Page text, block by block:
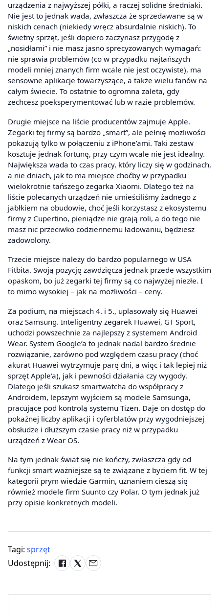
urządzenia z najwyższej półki, a raczej solidne średniaki.
Nie jest to jednak wada, zwłaszcza że sprzedawane są w
niskich cenach (niekiedy wręcz absurdalnie niskich). To
świetny sprzęt, jeśli dopiero zaczynasz przygodę z
„nosidłami” i nie masz jasno sprecyzowanych wymagań:
nie sprawia problemów (co w przypadku najtańszych
modeli mniej znanych firm wcale nie jest oczywiste), ma
sensowne aplikacje towarzyszące, a także wielu fanów na
całym świecie. To ostatnie to ogromna zaleta, gdy
zechcesz poeksperymentować lub w razie problemów.
Drugie miejsce na liście producentów zajmuje Apple.
Zegarki tej firmy są bardzo „smart”, ale pełnię możliwości
pokazują tylko w połączeniu z iPhone’ami. Taki zestaw
kosztuje jednak fortunę, przy czym wcale nie jest idealny.
Największa wada to czas pracy, który liczy się w godzinach,
a nie dniach, jak to ma miejsce choćby w przypadku
wielokrotnie tańszego zegarka Xiaomi. Dlatego też na
liście polecanych urządzeń nie umieściliśmy żadnego z
jabłkiem na obudowie, choć jeśli korzystasz z ekosystemu
firmy z Cupertino, pieniądze nie grają roli, a do tego nie
masz nic przeciwko codziennemu ładowaniu, będziesz
zadowolony.
Trzecie miejsce należy do bardzo popularnego w USA
Fitbita. Swoją pozycję zawdzięcza jednak przede wszystkim
opaskom, bo już zegarki tej firmy są co najwyżej niezłe. I
to mimo wysokiej – jak na możliwości – ceny.
Za podium, na miejscach 4. i 5., uplasowały się Huawei
oraz Samsung. Inteligentny zegarek Huawei, GT Sport,
uchodzi powszechnie za najlepszy z systemem Android
Wear. System Google’a to jednak nadal bardzo średnie
rozwiązanie, zarówno pod względem czasu pracy (choć
akurat Huawei wytrzymuje parę dni, a więc i tak lepiej niż
sprzęt Apple’a), jak i pewności działania czy wygody.
Dlatego jeśli szukasz smartwatcha do współpracy z
Androidem, lepszym wyjściem są modele Samsunga,
pracujące pod kontrolą systemu Tizen. Daje on dostęp do
pokaźnej liczby aplikacji i cyferblatów przy wygodniejszej
obsłudze i dłuższym czasie pracy niż w przypadku
urządzeń z Wear OS.
Na tym jednak świat się nie kończy, zwłaszcza gdy od
funkcji smart ważniejsze są te związane z byciem fit. W tej
kategorii prym wiedzie Garmin, uznaniem cieszą się
również modele firm Suunto czy Polar. O tym jednak już
przy opisie konkretnych modeli.
Tagi: sprzęt
Udostępnij: